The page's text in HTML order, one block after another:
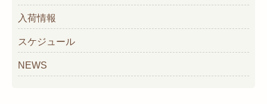
入荷情報
スケジュール
NEWS